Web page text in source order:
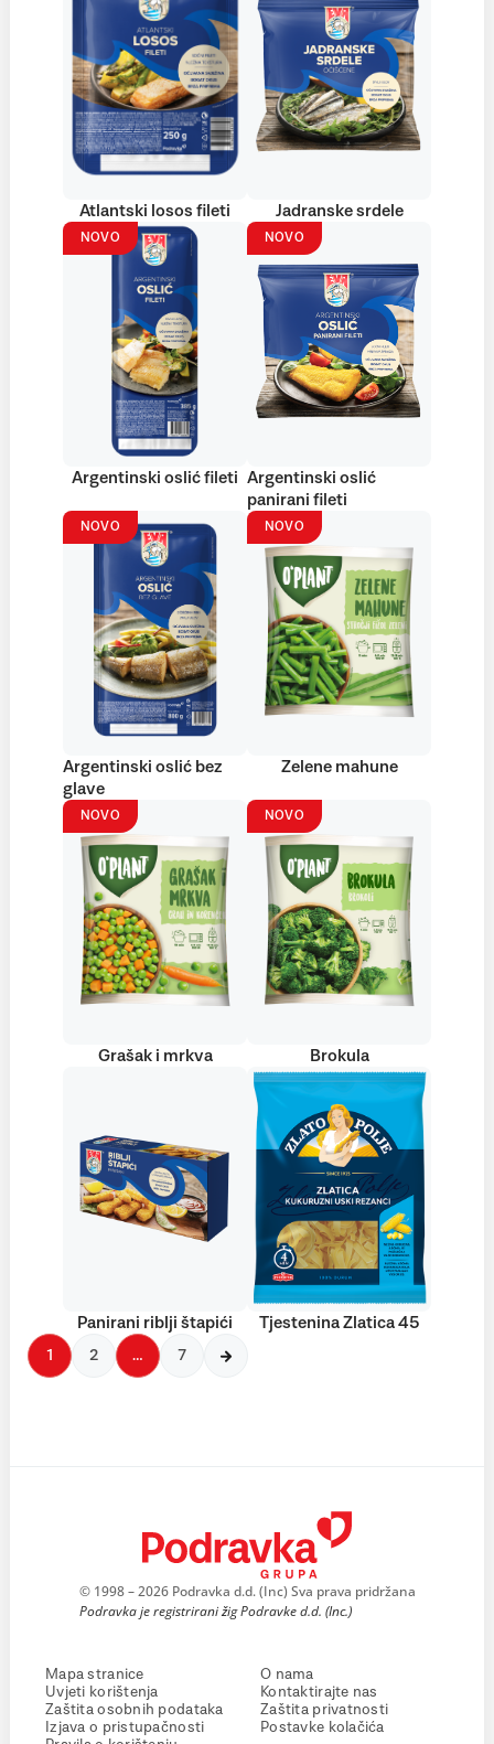
Atlantski losos fileti Jadranske srdele
NOVO
Argentinski oslić fileti
NOVO
Argentinski oslić
panirani fileti
NOVO
Argentinski oslić bez
glave
NOVO
Zelene mahune
NOVO
Grašak i mrkva
NOVO
Brokula
Panirani riblji štapići Tjestenina Zlatica 45
1 2 … 7
© 1998 – 2026 Podravka d.d. (Inc) Sva prava pridržana
Podravka je registrirani žig Podravke d.d. (Inc.)
Mapa stranice
Uvjeti korištenja
Zaštita osobnih podataka
Izjava o pristupačnosti
O nama
Kontaktirajte nas
Zaštita privatnosti
Postavke kolačića